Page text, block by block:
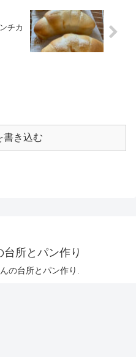
チカ
書き込む
所とパン作り
の台所とパン作り.